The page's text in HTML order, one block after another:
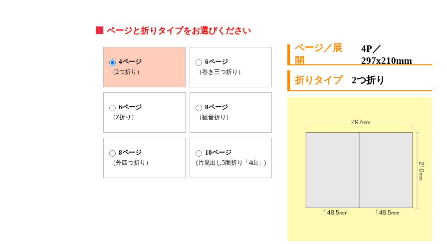
ページと折りタイプをお選びください
4ページ
（2つ折り）
6ページ
（巻き三つ折り）
6ページ
（Z折り）
8ページ
（観音折り）
8ページ
（外四つ折り）
10ページ
(片見出し5面折り「4山」)
4P／
297x210mm
2つ折り